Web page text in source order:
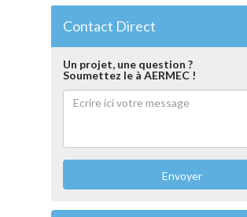
Contact Direct
Un projet, une question ?
Soumettez le à AERMEC !
Envoyer